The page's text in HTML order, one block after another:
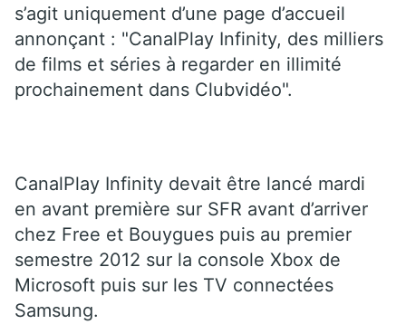
s’agit uniquement d’une page d’accueil
annonçant : "CanalPlay Infinity, des milliers
de films et séries à regarder en illimité
prochainement dans Clubvidéo".
CanalPlay Infinity devait être lancé mardi
en avant première sur SFR avant d’arriver
chez Free et Bouygues puis au premier
semestre 2012 sur la console Xbox de
Microsoft puis sur les TV connectées
Samsung.